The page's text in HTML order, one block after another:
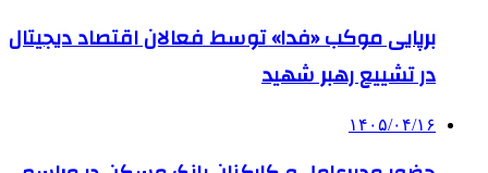
برپایی موکب «فدا» توسط فعالان اقتصاد دیجیتال
در تشییع رهبر شهید
۱۴۰۵/۰۴/۱۶